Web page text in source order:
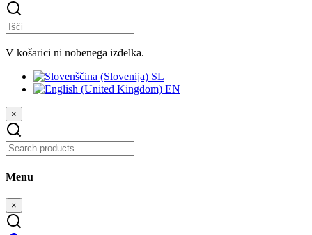
V košarici ni nobenega izdelka.
SL
EN
×
Menu
×